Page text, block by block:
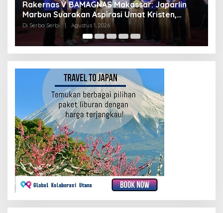
Momentum Kesatuan Doa Nasional 2026
Bakal Digelar di HUT RI Ke-81, Seluruh Aras
Gereja Bersatu Doakan Indonesia
Di Serba Serbi Juli 21, 2026